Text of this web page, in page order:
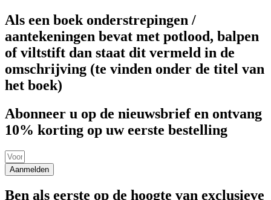
Als een boek onderstrepingen /
aantekeningen bevat met potlood, balpen
of viltstift dan staat dit vermeld in de
omschrijving (te vinden onder de titel van
het boek)
Abonneer u op de nieuwsbrief en ontvang
10% korting op uw eerste bestelling
Aanmelden
Ben als eerste op de hoogte van exclusieve